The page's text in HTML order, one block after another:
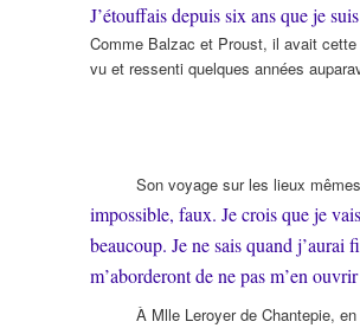
J’étouffais depuis six ans que je
Comme Balzac et Proust, il avait cette
vu et ressenti quelques années
Son voyage sur les lieux
impossible, faux. Je crois que je
beaucoup. Je ne sais quand
m’aborderont de ne pas m’en
À Mlle Leroyer de Chantepie,